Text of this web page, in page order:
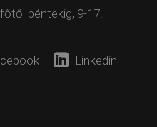
péntekig, 9-17.
Linkedin